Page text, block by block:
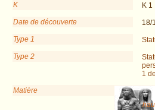
K
K 1
Date de découverte
18/
Type 1
Type 2
1
Matière